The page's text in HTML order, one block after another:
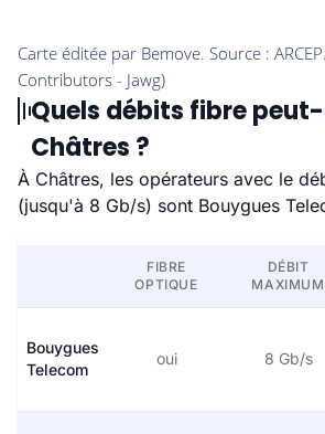
Quels débits fibre
Châtres ?
À Châtres, les opérateurs avec le
(jusqu'à 8 Gb/s) sont Bouygues
FIBRE
OPTIQUE
DÉBIT
MAXIMUM
Bouygues
Telecom
oui 8 Gb/s